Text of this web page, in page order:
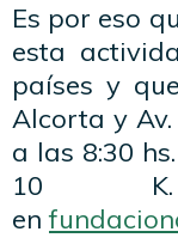
Es por eso
esta
países y
Alcorta y
a las 8:30
10 K.
en